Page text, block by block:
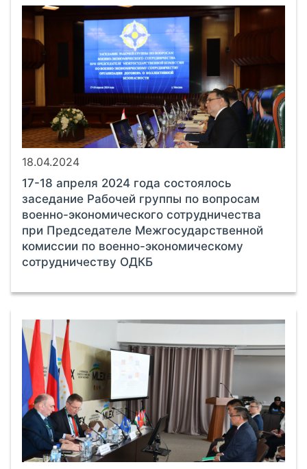
18.04.2024
17-18 апреля 2024 года состоялось
заседание Рабочей группы по вопросам
военно-экономического сотрудничества
при Председателе Межгосударственной
комиссии по военно-экономическому
сотрудничеству ОДКБ